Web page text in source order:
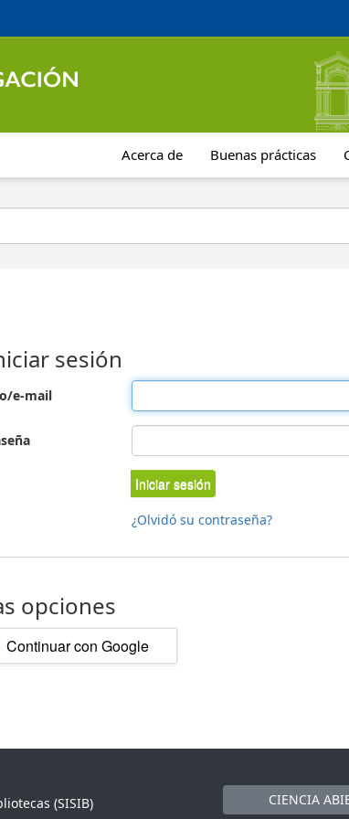
Acerca de Buenas prácticas
sesión
e-mail
Iniciar sesión
¿Olvidó su contraseña?
opciones
Continuar con Google
(SISIB)
CIENCIA